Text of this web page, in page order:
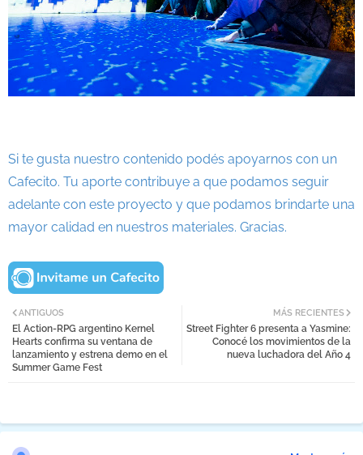
Si te gusta nuestro contenido podés apoyarnos con un
Cafecito. Tu aporte contribuye a que podamos seguir
adelante con este proyecto y que podamos brindarte una
mayor calidad en nuestros materiales. Gracias.
MÁS RECIENTES
Street Fighter 6 presenta a Yasmine:
Conocé los movimientos de la
nueva luchadora del Año 4
ANTIGUOS
El Action-RPG argentino Kernel
Hearts confirma su ventana de
lanzamiento y estrena demo en el
Summer Game Fest